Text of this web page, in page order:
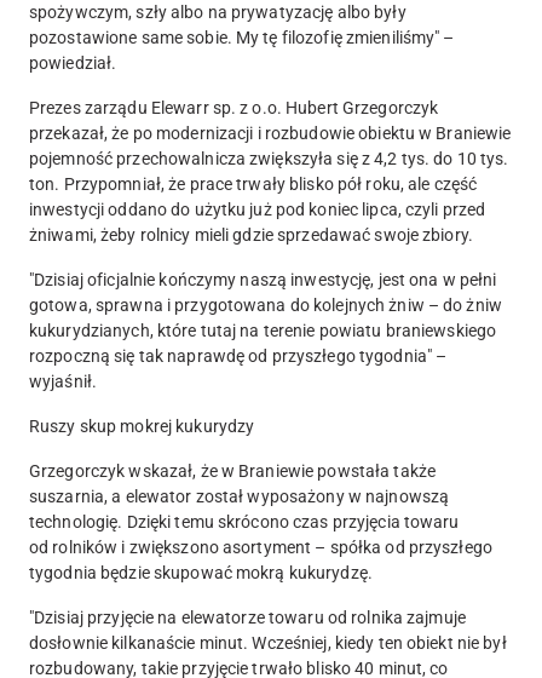
spożywczym, szły albo na prywatyzację albo były
pozostawione same sobie. My tę filozofię zmieniliśmy" –
powiedział.
Prezes zarządu Elewarr sp. z o.o. Hubert Grzegorczyk
przekazał, że po modernizacji i rozbudowie obiektu w Braniewie
pojemność przechowalnicza zwiększyła się z 4,2 tys. do 10 tys.
ton. Przypomniał, że prace trwały blisko pół roku, ale część
inwestycji oddano do użytku już pod koniec lipca, czyli przed
żniwami, żeby rolnicy mieli gdzie sprzedawać swoje zbiory.
"Dzisiaj oficjalnie kończymy naszą inwestycję, jest ona w pełni
gotowa, sprawna i przygotowana do kolejnych żniw – do żniw
kukurydzianych, które tutaj na terenie powiatu braniewskiego
rozpoczną się tak naprawdę od przyszłego tygodnia" –
wyjaśnił.
Ruszy skup mokrej kukurydzy
Grzegorczyk wskazał, że w Braniewie powstała także
suszarnia, a elewator został wyposażony w najnowszą
technologię. Dzięki temu skrócono czas przyjęcia towaru
od rolników i zwiększono asortyment – spółka od przyszłego
tygodnia będzie skupować mokrą kukurydzę.
"Dzisiaj przyjęcie na elewatorze towaru od rolnika zajmuje
dosłownie kilkanaście minut. Wcześniej, kiedy ten obiekt nie był
rozbudowany, takie przyjęcie trwało blisko 40 minut, co